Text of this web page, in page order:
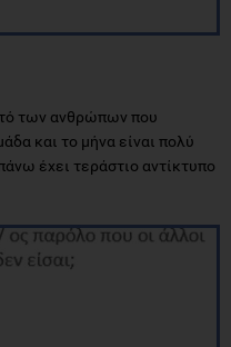
των ανθρώπων που
και το μήνα είναι πολύ
έχει τεράστιο αντίκτυπο